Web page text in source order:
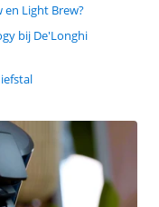
en Light Brew?
bij De'Longhi